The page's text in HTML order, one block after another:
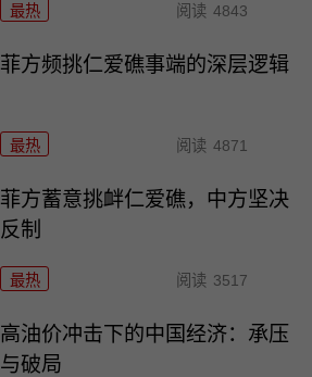
最热 阅读 4843
菲方频挑仁爱礁事端的深层逻辑
最热 阅读 4871
菲方蓄意挑衅仁爱礁，中方坚决
反制
最热 阅读 3517
高油价冲击下的中国经济：承压
与破局